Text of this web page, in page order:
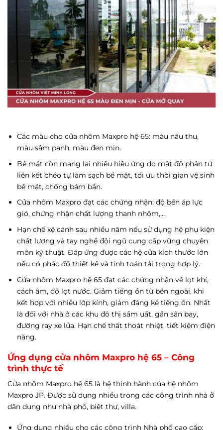
Các màu cho cửa nhôm Maxpro hệ 65: màu nâu thu,
màu sâm panh, màu đen mịn.
Bề mặt còn mang lại nhiều hiệu ứng do mật độ phân tử
liên kết chéo tự làm sạch bề mặt, tối ưu thời gian vệ sinh
bề mặt, chống bám bẩn.
Cửa nhôm Maxpro đạt các chứng nhận: độ bền áp lực
gió, chứng nhận chất lượng thanh nhôm,…
Hạn chế xệ cánh sau nhiều năm nếu sử dụng hệ phụ kiện
chất lượng và tay nghề đội ngũ cung cấp vững chuyên
môn kỹ thuật. Đáp ứng được các hệ cửa kích thước lớn
nếu có phác đồ thiết kế và tính toán tải trọng hợp lý.
Cửa nhôm Maxpro hệ 65 đạt các chứng nhận về lọt khí,
cách âm, độ lọt nước. Giảm tiếng ồn từ bên ngoài, khi
kết hợp với nhiều lớp kính, giảm đáng kể tiếng ồn. Nhất
là đối với nhà ở các khu đô thị sầm uất, gần sân bay,
đường ray xe lửa. Hạn chế thất thoát nhiệt, tiết kiệm điện
năng.
Ứng dụng cửa nhôm Maxpro hệ 65 – Công
trình thực tế
Cửa nhôm Maxpro hệ 65 là hệ thịnh hành của hệ nhôm
Maxpro JP. Được sử dụng nhiều trong các công trình nhà ở
dân dụng như nhà phố, biệt thự, villa.
Ứng dụng nhiều cho các công trình Nhà phố cao cấp: